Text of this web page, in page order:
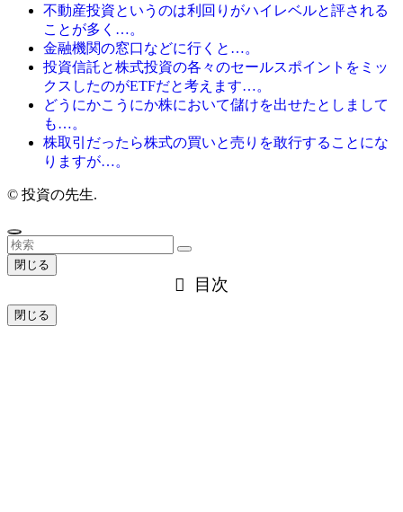
不動産投資というのは利回りがハイレベルと評される
ことが多く…。
金融機関の窓口などに行くと…。
投資信託と株式投資の各々のセールスポイントをミッ
クスしたのがETFだと考えます…。
どうにかこうにか株において儲けを出せたとしまして
も…。
株取引だったら株式の買いと売りを敢行することにな
りますが…。
© 投資の先生.
閉じる
目次
閉じる